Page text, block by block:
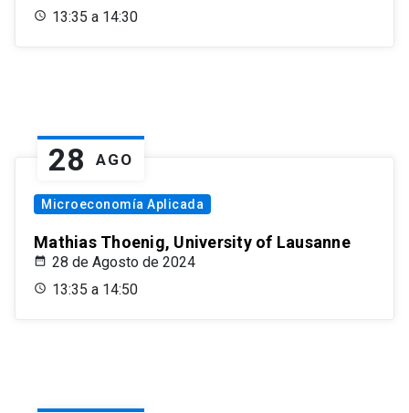
13:35 a 14:30
28 AGO
Microeconomía Aplicada
Mathias Thoenig, University of Lausanne
28 de Agosto de 2024
13:35 a 14:50